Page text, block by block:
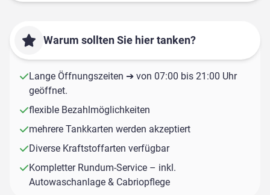
Warum sollten Sie hier tanken?
Lange Öffnungszeiten ➔ von 07:00 bis 21:00 Uhr
geöffnet.
flexible Bezahlmöglichkeiten
mehrere Tankkarten werden akzeptiert
Diverse Kraftstoffarten verfügbar
Kompletter Rundum-Service – inkl.
Autowaschanlage & Cabriopflege